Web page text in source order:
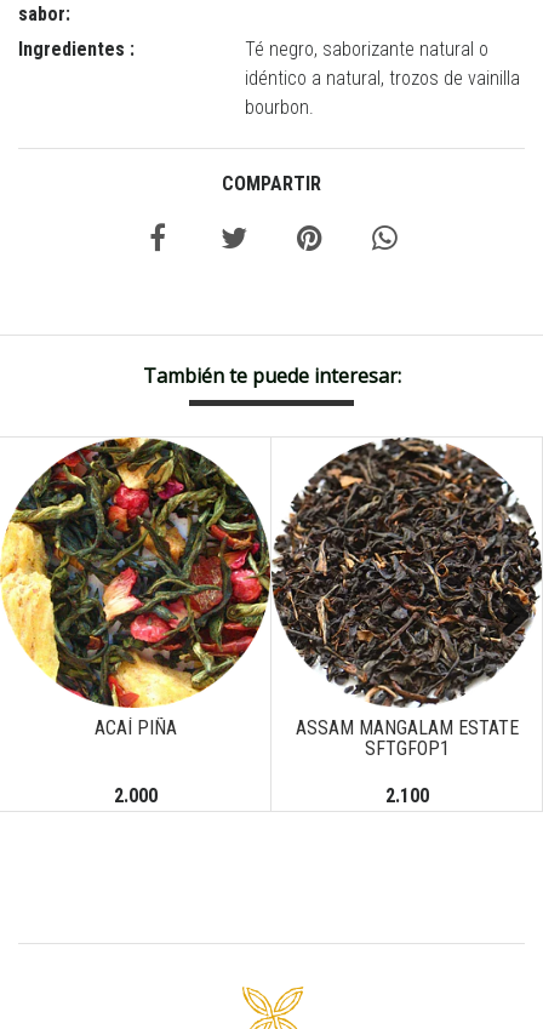
sabor:
Ingredientes :
Té negro, saborizante natural o
idéntico a natural, trozos de vainilla
bourbon.
COMPARTIR
También te puede interesar:
ACAÍ PIÑA
2.000
ASSAM MANGALAM ESTATE
SFTGFOP1
2.100
Next